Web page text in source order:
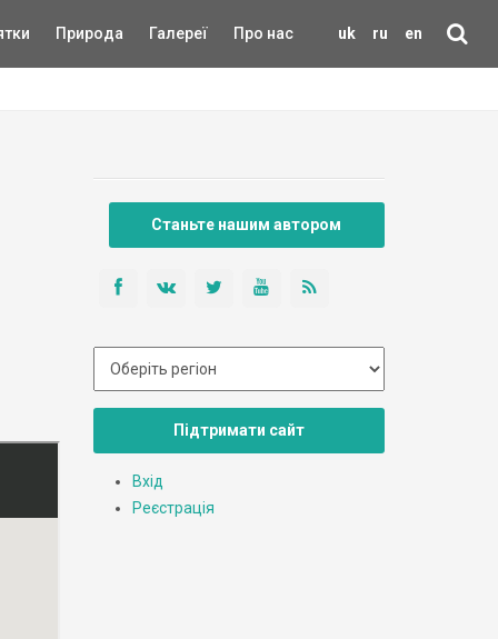
uk ru en
Природа Галереї Про нас
Станьте нашим автором
Підтримати сайт
Вхід
Реєстрація